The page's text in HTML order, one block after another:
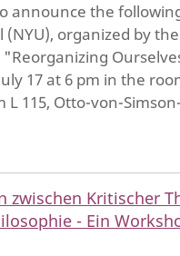
announce the
organized by
"Reorganizing
17 at 6 pm in the
115, Otto-von-
zwischen Kritischer
- Ein